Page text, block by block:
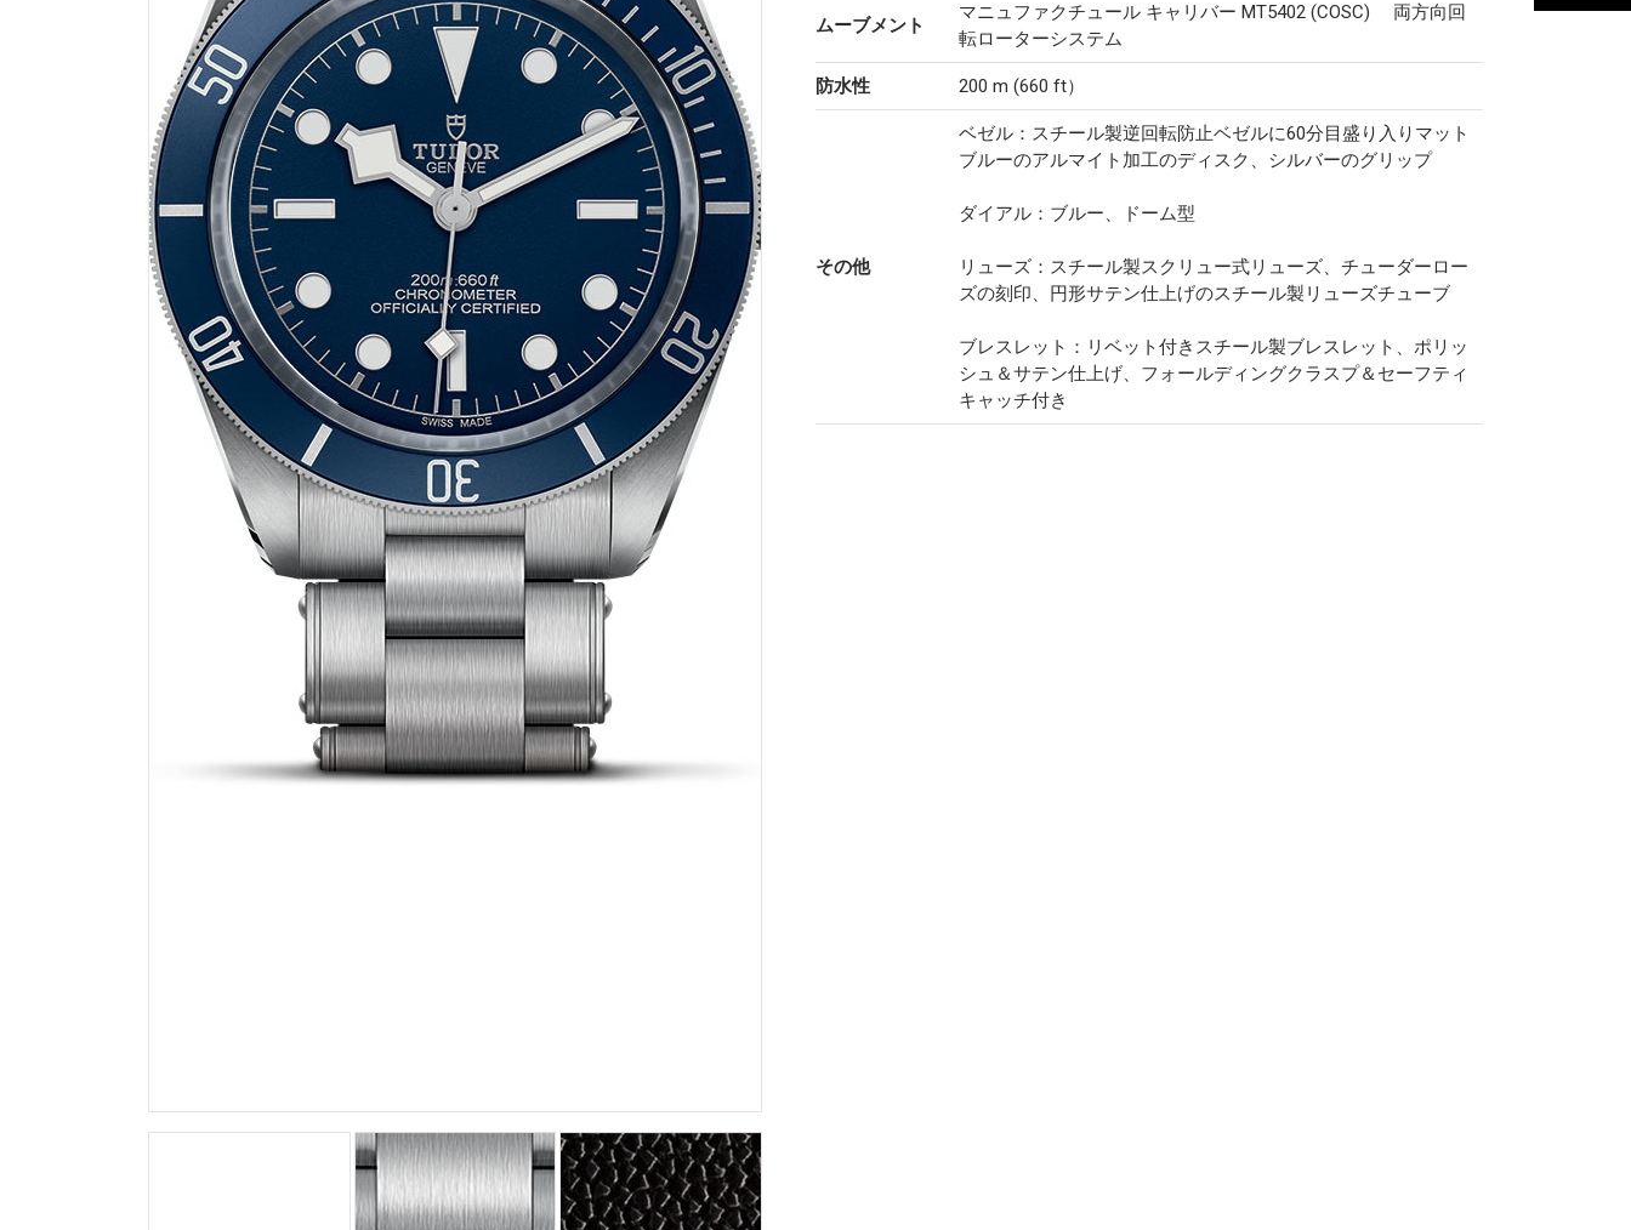
ムーブメント
マニュファクチュール キャリバー MT5402 (COSC) 両方向回
転ローターシステム
防水性 200 m (660 ft）
その他
ベゼル：スチール製逆回転防止ベゼルに60分目盛り入りマット
ブルーのアルマイト加工のディスク、シルバーのグリップ
ダイアル：ブルー、ドーム型
リューズ：スチール製スクリュー式リューズ、チューダーロー
ズの刻印、円形サテン仕上げのスチール製リューズチューブ
ブレスレット：リベット付きスチール製ブレスレット、ポリッ
シュ＆サテン仕上げ、フォールディングクラスプ＆セーフティ
キャッチ付き